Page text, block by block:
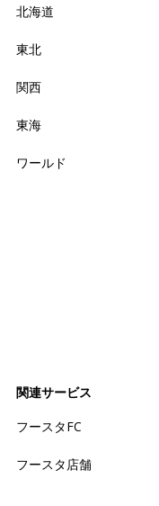
北海道
東北
関西
東海
ワールド
関連サービス
フースタFC
フースタ店舗